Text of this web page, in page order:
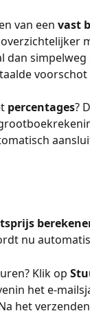
van een vast
dan
voorschot
percentages?
nu
Klik op
het e-
het